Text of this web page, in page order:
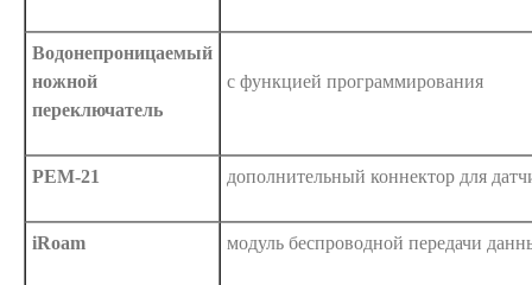
Водонепроницаемый
ножной
переключатель
с функцией программирования
PEM-21 дополнительный коннектор для
iRoam модуль беспроводной передачи